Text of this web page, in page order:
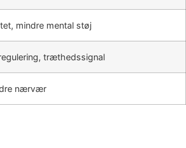
mindre mental støj
træthedssignal
nærvær